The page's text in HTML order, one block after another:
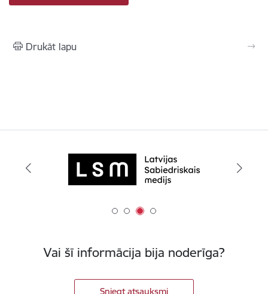
Drukāt lapu
Vai šī informācija bija noderīga?
Sniegt atsauksmi